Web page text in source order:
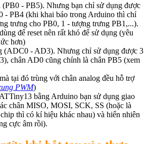
(PB0 - PB5). Nhưng bạn chỉ sử dụng được
- PB4 (khi khai báo trong Arduino thì chỉ
trưng cho PB0, 1 - tượng trưng PB1,...).
để reset nên rất khó để sử dụng (yêu
hơn)
(ADC0 - AD3). Nhưng chỉ sử dụng được 3
chân AD0 cũng chính là chân PB5 (xem
tại đó trùng với chân analog đều hỗ trợ
PWM)
bằng Arduino bạn sử dụng giao
chân MISO, MOSI, SCK, SS (hoặc là
thì có kí hiệu khác nhau) và hiển nhiên
cực âm rồi).